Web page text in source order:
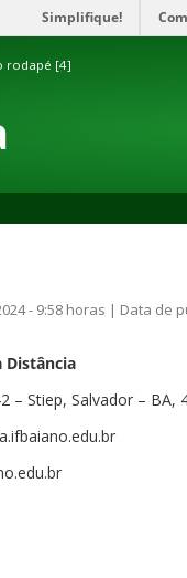
Simplifique!
rodapé [4]
- 9:58 horas | Data de
Distância
– Stiep, Salvador – BA,